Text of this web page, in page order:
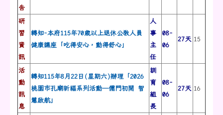
告
研
習
資
訊
轉知-本府115年70歲以上退休公教人員
健康講座「吃得安心，動得舒心」
人
事
主
任
08-
06
27天 15
活
動
訊
息
轉知115年8月22日(星期六)辦理「2026
桃園市孔廟祈福系列活動—儒門初開 智
慧啟航」
訓
育
組
長
08-
06
27天 16